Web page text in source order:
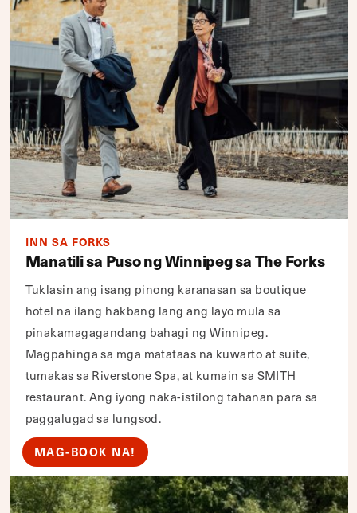
INN SA FORKS
Manatili sa Puso ng Winnipeg sa The Forks
Tuklasin ang isang pinong karanasan sa boutique
hotel na ilang hakbang lang ang layo mula sa
pinakamagagandang bahagi ng Winnipeg.
Magpahinga sa mga matataas na kuwarto at suite,
tumakas sa Riverstone Spa, at kumain sa SMITH
restaurant. Ang iyong naka-istilong tahanan para sa
paggalugad sa lungsod.
MAG-BOOK NA!